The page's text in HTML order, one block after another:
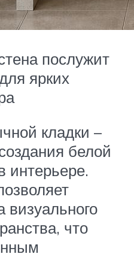
послужит
ярких
кладки –
белой
интерьере.
что